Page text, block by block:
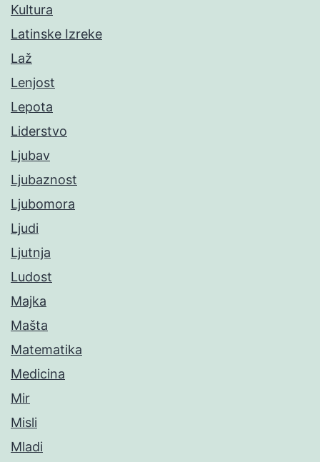
Kultura
Latinske Izreke
Laž
Lenjost
Lepota
Liderstvo
Ljubav
Ljubaznost
Ljubomora
Ljudi
Ljutnja
Ludost
Majka
Mašta
Matematika
Medicina
Mir
Misli
Mladi